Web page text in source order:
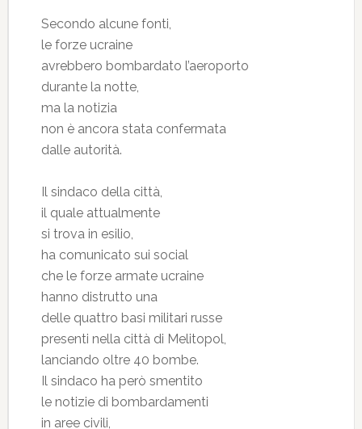
Secondo alcune fonti,
le forze ucraine
avrebbero bombardato l’aeroporto
durante la notte,
ma la notizia
non è ancora stata confermata
dalle autorità.
Il sindaco della città,
il quale attualmente
si trova in esilio,
ha comunicato sui social
che le forze armate ucraine
hanno distrutto una
delle quattro basi militari russe
presenti nella città di Melitopol,
lanciando oltre 40 bombe.
Il sindaco ha però smentito
le notizie di bombardamenti
in aree civili,